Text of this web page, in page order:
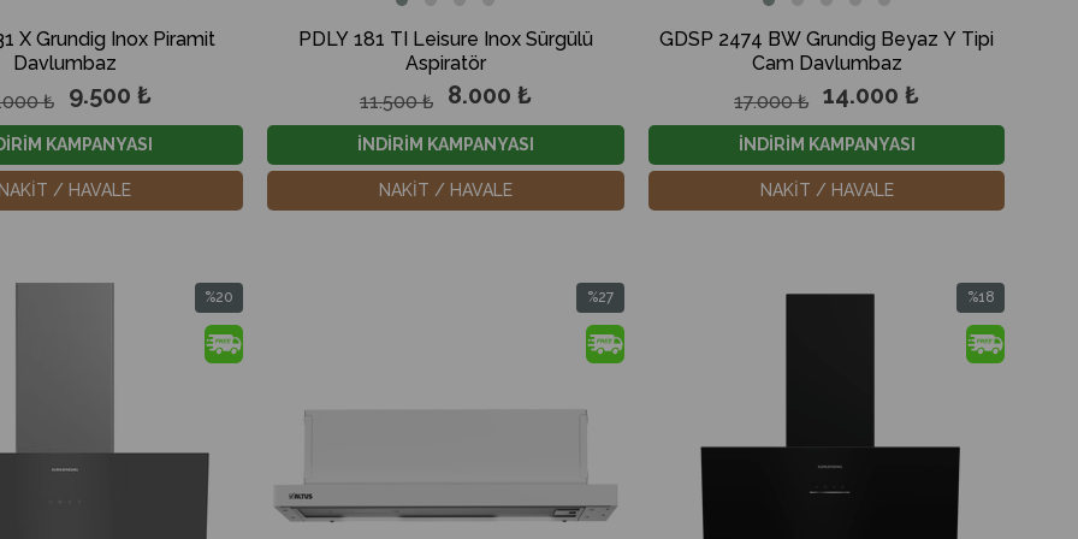
X Grundig Inox Piramit
Davlumbaz
9.500 ₺
₺
KAMPANYASI
/ HAVALE
PDLY 181 TI Leisure Inox Sürgülü
Aspiratör
8.000 ₺
11.500 ₺
İNDİRİM KAMPANYASI
NAKİT / HAVALE
GDSP 2474 BW Grundig Beyaz Y Tipi
Cam Davlumbaz
14.000 ₺
17.000 ₺
İNDİRİM KAMPANYASI
NAKİT / HAVALE
%20
İndirim
%20İndirim
%27
İndirim
%27İndirim
%18
İndirim
%18İndirim